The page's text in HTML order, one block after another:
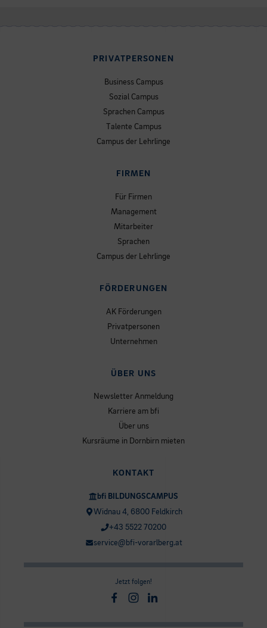
PRIVATPERSONEN
Business Campus
Sozial Campus
Sprachen Campus
Talente Campus
Campus der Lehrlinge
FIRMEN
Für Firmen
Management
Mitarbeiter
Sprachen
Campus der Lehrlinge
FÖRDERUNGEN
AK Förderungen
Privatpersonen
Unternehmen
ÜBER UNS
Newsletter Anmeldung
Karriere am bfi
Über uns
Kursräume in Dornbirn mieten
KONTAKT
bfi BILDUNGSCAMPUS
Widnau 4, 6800 Feldkirch
+43 5522 70200
service@bfi-vorarlberg.at
Jetzt folgen!
Facebook
Instagram
Linkedin